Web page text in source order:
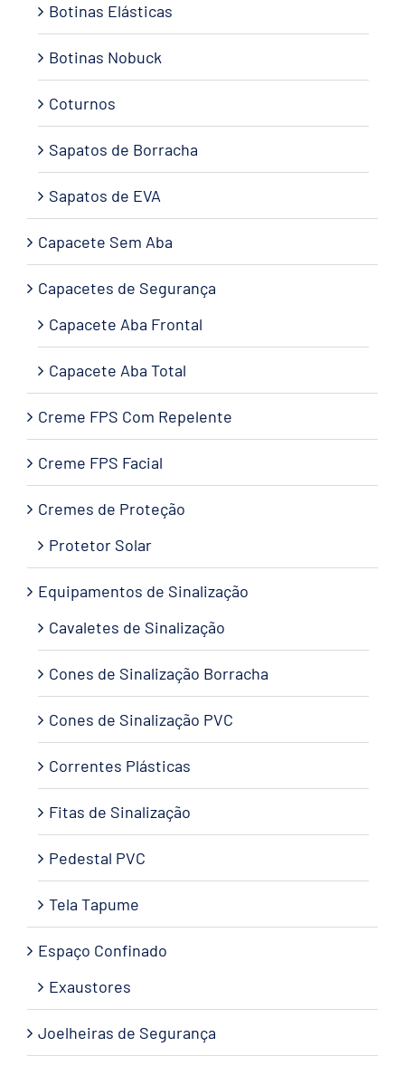
Botinas Elásticas
Botinas Nobuck
Coturnos
Sapatos de Borracha
Sapatos de EVA
Capacete Sem Aba
Capacetes de Segurança
Capacete Aba Frontal
Capacete Aba Total
Creme FPS Com Repelente
Creme FPS Facial
Cremes de Proteção
Protetor Solar
Equipamentos de Sinalização
Cavaletes de Sinalização
Cones de Sinalização Borracha
Cones de Sinalização PVC
Correntes Plásticas
Fitas de Sinalização
Pedestal PVC
Tela Tapume
Espaço Confinado
Exaustores
Joelheiras de Segurança